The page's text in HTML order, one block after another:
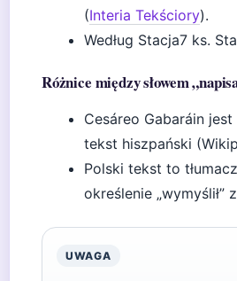
(Interia Tekściory).
Według Stacja7 ks.
Różnice między słowem
Cesáreo Gabaráin
tekst hiszpański
Polski tekst to
określenie „wymyślił”
UWAGA